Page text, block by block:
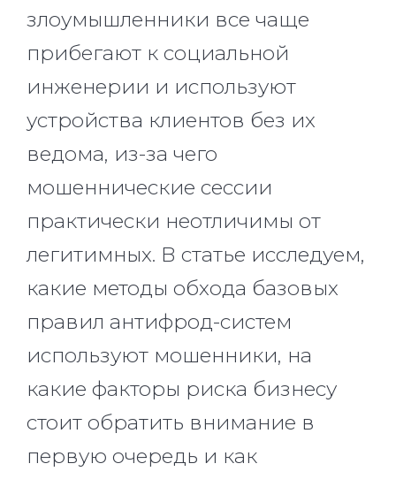
злоумышленники все чаще
прибегают к социальной
инженерии и используют
устройства клиентов без их
ведома, из-за чего
мошеннические сессии
практически неотличимы от
легитимных. В статье исследуем,
какие методы обхода базовых
правил антифрод-систем
используют мошенники, на
какие факторы риска бизнесу
стоит обратить внимание в
первую очередь и как